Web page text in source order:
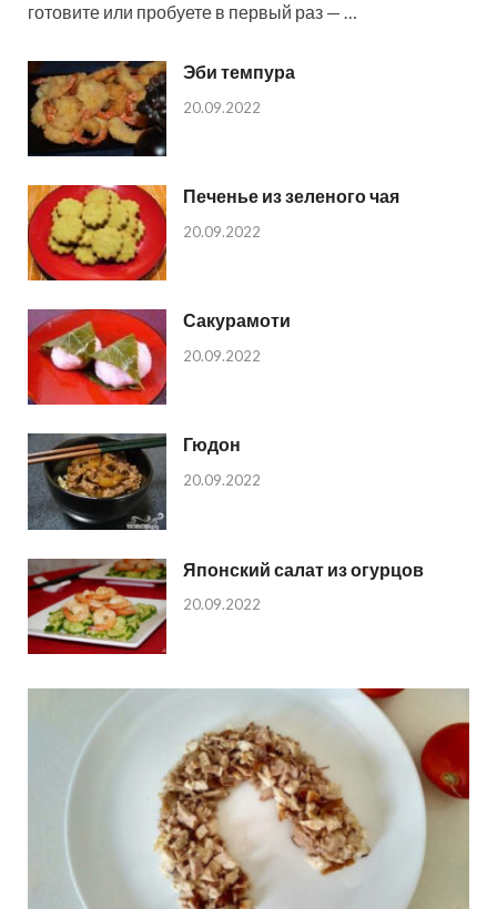
готовите или пробуете в первый раз — …
Эби темпура
20.09.2022
Печенье из зеленого чая
20.09.2022
Сакурамоти
20.09.2022
Гюдон
20.09.2022
Японский салат из огурцов
20.09.2022